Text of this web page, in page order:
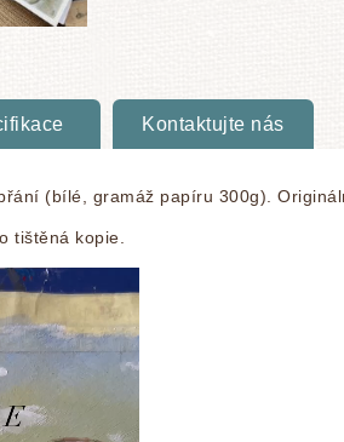
Kontaktujte nás
(bílé, gramáž papíru 300g).
tištěná kopie.